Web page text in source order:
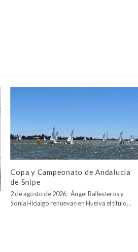
Copa y Campeonato de Andalucía
de Snipe
2 de agosto de 2026.- Ángel Ballesteros y
Sonia Hidalgo renuevan en Huelva el título…